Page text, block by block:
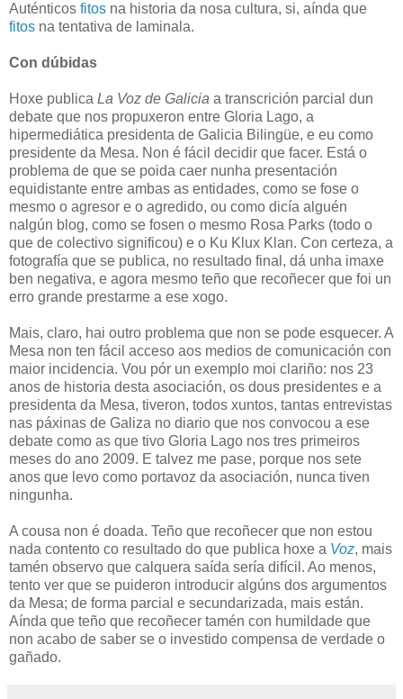
Auténticos fitos na historia da nosa cultura, si, aínda que
fitos na tentativa de laminala.
Con dúbidas
Hoxe publica La Voz de Galicia a transcrición parcial dun
debate que nos propuxeron entre Gloria Lago, a
hipermediática presidenta de Galicia Bilingüe, e eu como
presidente da Mesa. Non é fácil decidir que facer. Está o
problema de que se poida caer nunha presentación
equidistante entre ambas as entidades, como se fose o
mesmo o agresor e o agredido, ou como dicía alguén
nalgún blog, como se fosen o mesmo Rosa Parks (todo o
que de colectivo significou) e o Ku Klux Klan. Con certeza, a
fotografía que se publica, no resultado final, dá unha imaxe
ben negativa, e agora mesmo teño que recoñecer que foi un
erro grande prestarme a ese xogo.
Mais, claro, hai outro problema que non se pode esquecer. A
Mesa non ten fácil acceso aos medios de comunicación con
maior incidencia. Vou pór un exemplo moi clariño: nos 23
anos de historia desta asociación, os dous presidentes e a
presidenta da Mesa, tiveron, todos xuntos, tantas entrevistas
nas páxinas de Galiza no diario que nos convocou a ese
debate como as que tivo Gloria Lago nos tres primeiros
meses do ano 2009. E talvez me pase, porque nos sete
anos que levo como portavoz da asociación, nunca tiven
ningunha.
A cousa non é doada. Teño que recoñecer que non estou
nada contento co resultado do que publica hoxe a Voz, mais
tamén observo que calquera saída sería difícil. Ao menos,
tento ver que se puideron introducir algúns dos argumentos
da Mesa; de forma parcial e secundarizada, mais están.
Aínda que teño que recoñecer tamén con humildade que
non acabo de saber se o investido compensa de verdade o
gañado.